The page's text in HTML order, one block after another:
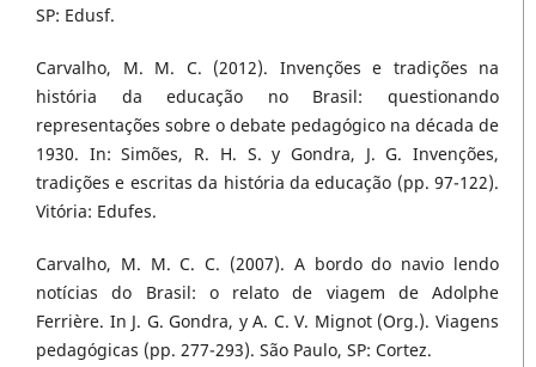
SP: Edusf.
Carvalho, M. M. C. (2012). Invenções e tradições na
história da educação no Brasil: questionando
representações sobre o debate pedagógico na década de
1930. In: Simões, R. H. S. y Gondra, J. G. Invenções,
tradições e escritas da história da educação (pp. 97-122).
Vitória: Edufes.
Carvalho, M. M. C. C. (2007). A bordo do navio lendo
notícias do Brasil: o relato de viagem de Adolphe
Ferrière. In J. G. Gondra, y A. C. V. Mignot (Org.). Viagens
pedagógicas (pp. 277-293). São Paulo, SP: Cortez.